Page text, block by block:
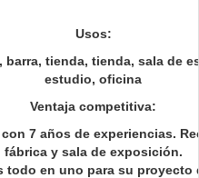
Usos:
barra, tienda, tienda, sala de
estudio, oficina
Ventaja competitiva:
7 años de experiencias.
fábrica y sala de exposición.
todo en uno para su proyecto